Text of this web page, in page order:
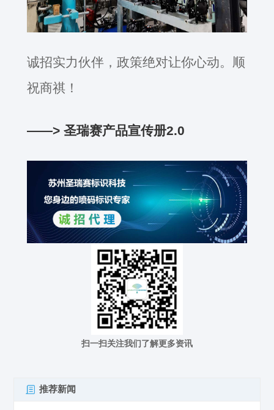
诚招实力伙伴，政策绝对让你心动。顺
祝商祺！
——> 圣瑞赛产品宣传册2.0
扫一扫关注我们了解更多资讯
推荐新闻